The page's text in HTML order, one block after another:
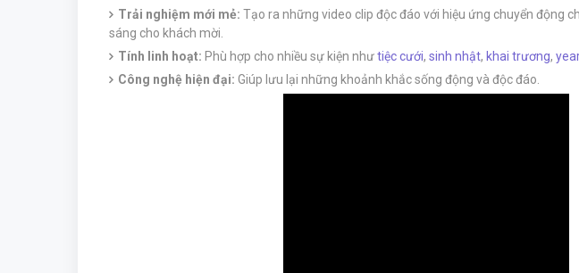
Trải nghiệm mới mẻ: Tạo ra những video clip độc đáo với hiệu ứng chuyển động
sáng cho khách mời.
Tính linh hoạt: Phù hợp cho nhiều sự kiện nhưtiệc cưới, sinh nhật, khai trương,
Công nghệ hiện đại: Giúp lưu lại những khoảnh khắc sống động và độc đáo.